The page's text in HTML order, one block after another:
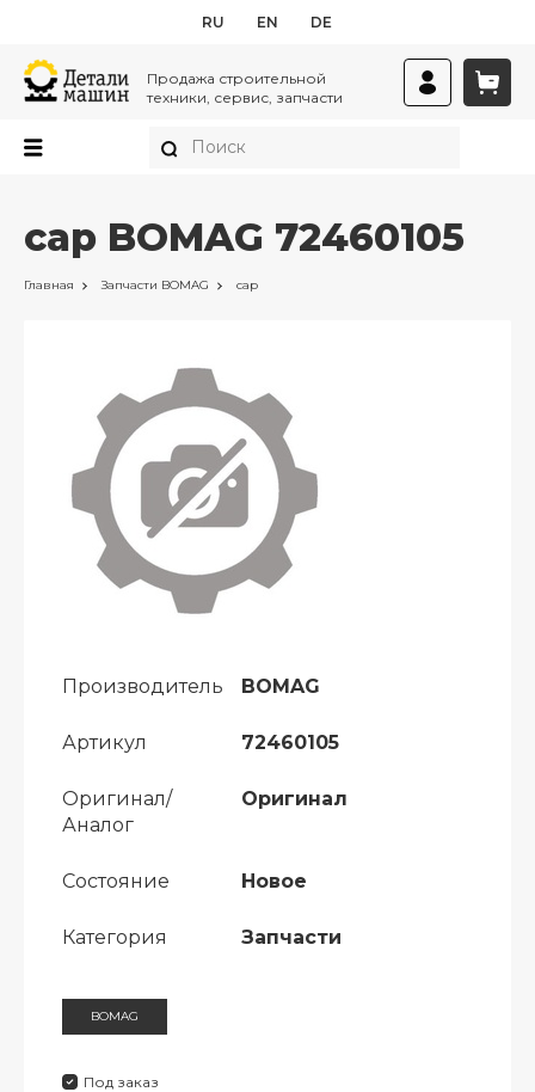
RU EN DE
Продажа строительной
техники, сервис, запчасти
cap BOMAG 72460105
Главная Запчасти BOMAG cap
Производитель BOMAG
Артикул 72460105
Оригинал/
Аналог
Оригинал
Состояние Новое
Категория Запчасти
BOMAG
Под заказ